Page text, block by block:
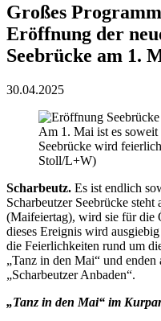
Großes
Eröffnung der
Seebrücke am 1.
30.04.2025
Am 1. Mai ist es soweit
Seebrücke wird
Stoll/L+W)
Scharbeutz. Es ist endlich
Scharbeutzer Seebrücke
(Maifeiertag), wird sie für die
dieses Ereignis wird
die Feierlichkeiten rund um
„Tanz in den Mai“ und
„Scharbeutzer Anbaden“.
„Tanz in den Mai“ im